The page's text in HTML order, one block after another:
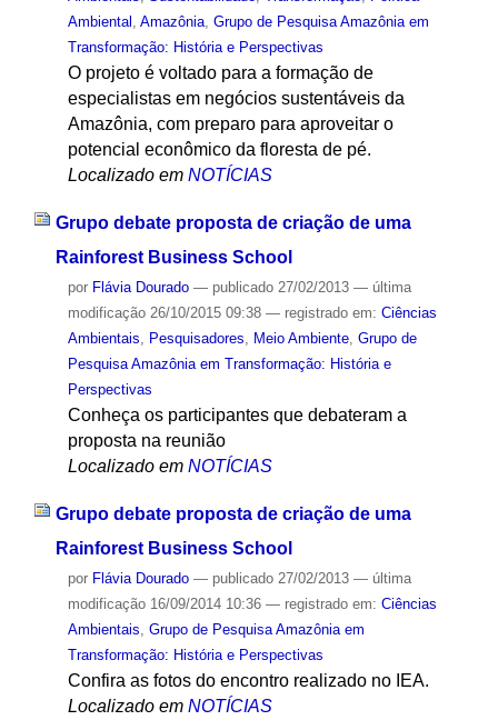
Ambiental , Amazônia, Grupo de Pesquisa Amazônia em
Transformação: História e Perspectivas
O projeto é voltado para a formação de
especialistas em negócios sustentáveis da
Amazônia, com preparo para aproveitar o
potencial econômico da floresta de pé.
Localizado em NOTÍCIAS
Grupo debate proposta de criação de uma
Rainforest Business School
por Flávia Dourado — publicado27/02/2013 — última
modificação26/10/2015 09:38 — registrado em: Ciências
Ambientais, Pesquisadores, Meio Ambiente, Grupo de
Pesquisa Amazônia em Transformação: História e
Perspectivas
Conheça os participantes que debateram a
proposta na reunião
Localizado em NOTÍCIAS
Grupo debate proposta de criação de uma
Rainforest Business School
por Flávia Dourado — publicado27/02/2013 — última
modificação16/09/2014 10:36 — registrado em: Ciências
Ambientais Grupo de Pesquisa Amazônia em
Transformação: História e Perspectivas
Confira as fotos do encontro realizado no IEA.
Localizado em NOTÍCIAS